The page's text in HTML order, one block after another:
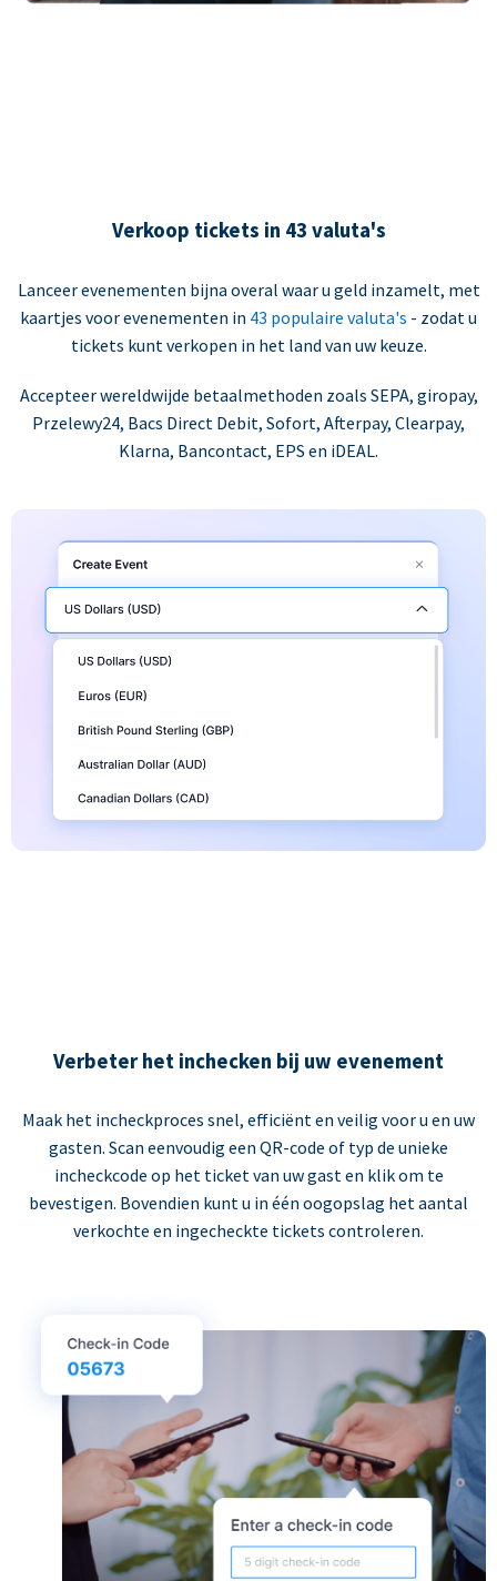
Verkoop tickets in 43 valuta's
Lanceer evenementen bijna overal waar u geld inzamelt, met
kaartjes voor evenementen in 43 populaire valuta's - zodat u
tickets kunt verkopen in het land van uw keuze.
Accepteer wereldwijde betaalmethoden zoals SEPA, giropay,
Przelewy24, Bacs Direct Debit, Sofort, Afterpay, Clearpay,
Klarna, Bancontact, EPS en iDEAL.
Verbeter het inchecken bij uw evenement
Maak het incheckproces snel, efficiënt en veilig voor u en uw
gasten. Scan eenvoudig een QR-code of typ de unieke
incheckcode op het ticket van uw gast en klik om te
bevestigen. Bovendien kunt u in één oogopslag het aantal
verkochte en ingecheckte tickets controleren.